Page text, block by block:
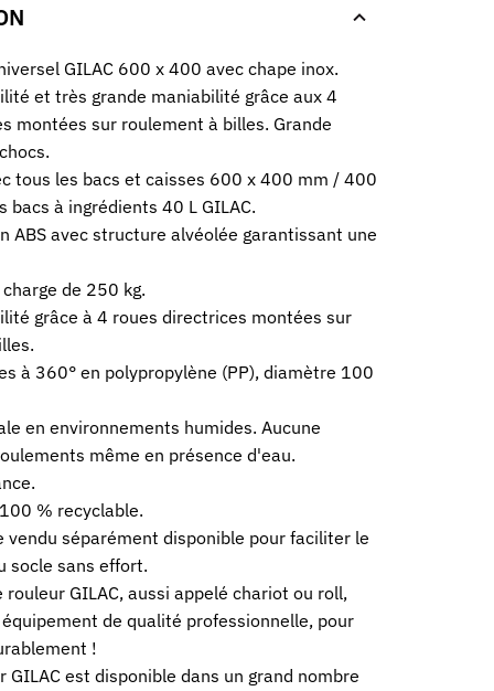
GILAC 600 x 400 avec chape inox.
et très grande maniabilité grâce aux 4
montées sur roulement à billes. Grande
tous les bacs et caisses 600 x 400 mm / 400
bacs à ingrédients 40 L GILAC.
ABS avec structure alvéolée garantissant une
de 250 kg.
grâce à 4 roues directrices montées sur
à 360° en polypropylène (PP), diamètre 100
en environnements humides. Aucune
même en présence d'eau.
% recyclable.
vendu séparément disponible pour faciliter le
socle sans effort.
rouleur GILAC, aussi appelé chariot ou roll,
de qualité professionnelle, pour
!
GILAC est disponible dans un grand nombre